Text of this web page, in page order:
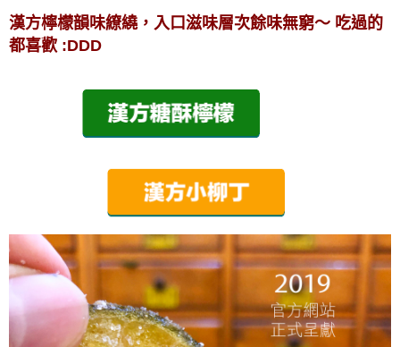
漢方檸檬韻味繚繞，入口滋味層次餘味無窮～ 吃過的
都喜歡 :DDD